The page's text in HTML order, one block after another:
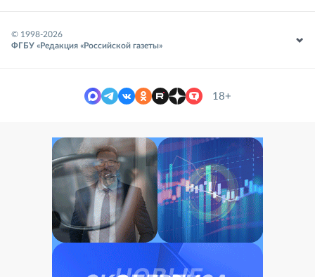
© 1998-2026
ФГБУ «Редакция «Российской газеты»
18+